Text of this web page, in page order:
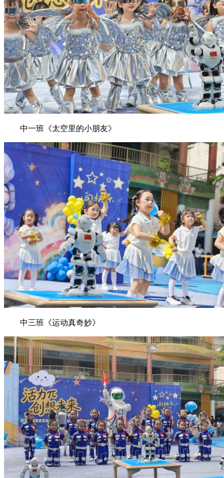
中一班《太空里的小朋友》
中三班《运动真奇妙》